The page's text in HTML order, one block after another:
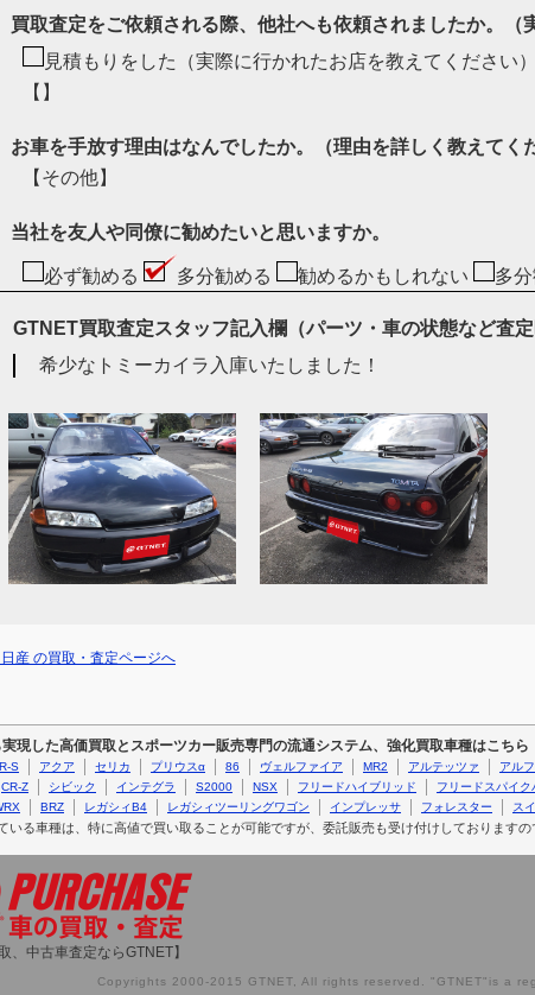
買取査定をご依頼される際、他社へも依頼されましたか。（
見積もりをした（実際に行かれたお店を教えてください）
【】
お車を手放す理由はなんでしたか。（理由を詳しく教えてく
【その他】
当社を友人や同僚に勧めたいと思いますか。
必ず勧める 多分勧める 勧めるかもしれない 多
GTNET買取査定スタッフ記入欄（パーツ・車の状態など査定
希少なトミーカイラ入庫いたしました！
産 の買取・査定ページへ
現した高価買取とスポーツカー販売専門の流通システム、強化買取車種はこちら
S アクア セリカ プリウスα 86 ヴェルファイア MR2 アルテッツァ アル
CR-Z シビック インテグラ S2000 NSX フリードハイブリッド フリードスパイク
BRZ レガシィB4 レガシィツーリングワゴン インプレッサ フォレスター ス
いる車種は、特に高値で買い取ることが可能ですが、委託販売も受け付けしております
、中古車査定ならGTNET】
Copyrights 2000-2015 GTNET, All rights reserved. "GTNET"is a